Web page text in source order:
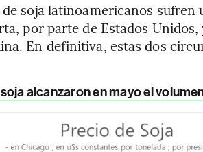
soja latinoamericanos sufren
por parte de Estados
En definitiva, estas dos
alcanzaron en mayo el